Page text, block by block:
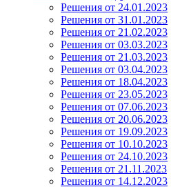
Решения от 24.01.2023
Решения от 31.01.2023
Решения от 21.02.2023
Решения от 03.03.2023
Решения от 21.03.2023
Решения от 03.04.2023
Решения от 18.04.2023
Решения от 23.05.2023
Решения от 07.06.2023
Решения от 20.06.2023
Решения от 19.09.2023
Решения от 10.10.2023
Решения от 24.10.2023
Решения от 21.11.2023
Решения от 14.12.2023